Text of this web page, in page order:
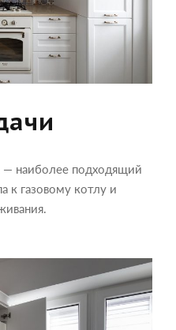
— наиболее подходящий
к газовому котлу и